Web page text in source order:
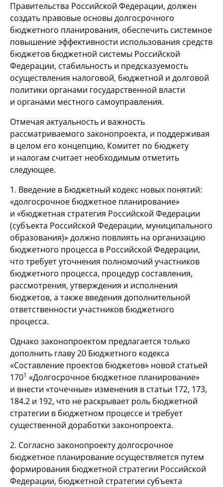
Правительства Российской Федерации, должен
создать правовые основы долгосрочного
бюджетного планирования, обеспечить системное
повышение эффективности использования средств
бюджетов бюджетной системы Российской
Федерации, стабильность и предсказуемость
осуществления налоговой, бюджетной и долговой
политики органами государственной власти
и органами местного самоуправления.
Отмечая актуальность и важность
рассматриваемого законопроекта, и поддерживая
в целом его концепцию, Комитет по бюджету
и налогам считает необходимым отметить
следующее.
1. Введение в Бюджетный кодекс новых понятий:
«долгосрочное бюджетное планирование»
и «бюджетная стратегия Российской Федерации
(субъекта Российской Федерации, муниципального
образования)» должно повлиять на организацию
бюджетного процесса в Российской Федерации,
что требует уточнения полномочий участников
бюджетного процесса, процедур составления,
рассмотрения, утверждения и исполнения
бюджетов, а также введения дополнительной
ответственности участников бюджетного
процесса.
Однако законопроектом предлагается только
дополнить главу 20 Бюджетного кодекса
«Составление проектов бюджетов» новой статьей
1701 «Долгосрочное бюджетное планирование»
и внести «точечные» изменения в статьи 172, 173,
184.2 и 192, что не раскрывает роль бюджетной
стратегии в бюджетном процессе и требует
существенной доработки законопроекта.
2. Согласно законопроекту долгосрочное
бюджетное планирование осуществляется путем
формирования бюджетной стратегии Российской
Федерации, бюджетной стратегии субъекта